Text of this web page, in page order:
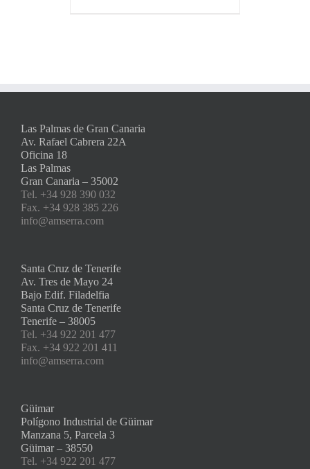
Las Palmas de Gran Canaria
Av. Rafael Cabrera 22A
Oficina 18
Las Palmas
Gran Canaria – 35002
Tel. +34 928 390 032
Fax. +34 928 385 226
info@amserra.com
Santa Cruz de Tenerife
Av. Tres de Mayo 24
Bajo Edif. Filadelfia
Santa Cruz de Tenerife
Tenerife – 38005
Tel. +34 922 201 477
Fax. +34 922 201 411
info@amserra.com
Güimar
Polígono Industrial de Güimar
Manzana 5, Parcela 3
Güimar – 38550
Tel. +34 922 201 477